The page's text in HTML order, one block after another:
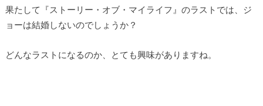
果たして『ストーリー・オブ・マイライフ』のラストでは、ジ
ョーは結婚しないのでしょうか？
どんなラストになるのか、とても興味がありますね。